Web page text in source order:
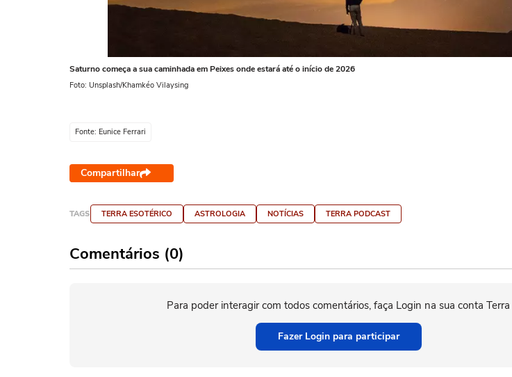
Saturno começa a sua caminhada em Peixes onde estará até o início de 2026
Foto: Unsplash/Khamkéo Vilaysing
Fonte: Eunice Ferrari
Compartilhar
TAGS TERRA ESOTÉRICO ASTROLOGIA NOTÍCIAS TERRA PODCAST
Comentários (0)
Para poder interagir com todos comentários, faça Login na sua conta Terra
Fazer Login para participar